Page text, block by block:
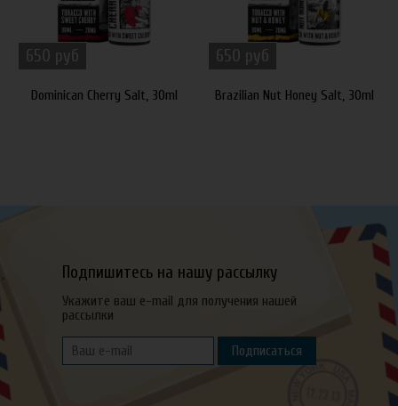
650 руб
Dominican Cherry Salt, 30ml
650 руб
Brazilian Nut Honey Salt, 30ml
Подпишитесь на нашу рассылку
Укажите ваш e-mail для получения нашей
рассылки
Подписаться